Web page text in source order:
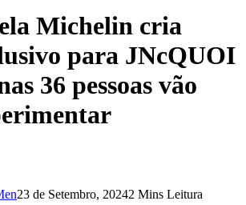
Michelin cria
para JNcQUOI
36 pessoas vão
23 de Setembro, 20242 Mins Leitura